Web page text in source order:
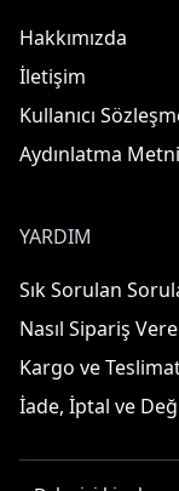
Hakkımızda
İletişim
Kullanıcı
Aydınlatma Metni
YARDIM
Sık Sorulan
Nasıl Sipariş
Kargo ve
İade, İptal ve